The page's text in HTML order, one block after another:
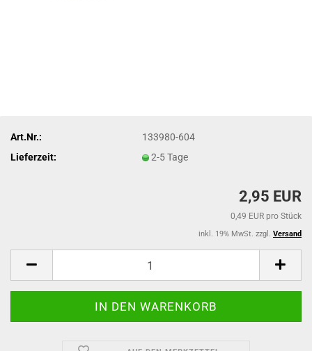
Art.Nr.:
133980-604
Lieferzeit:
2-5 Tage
2,95 EUR
0,49 EUR pro Stück
inkl. 19% MwSt. zzgl. Versand